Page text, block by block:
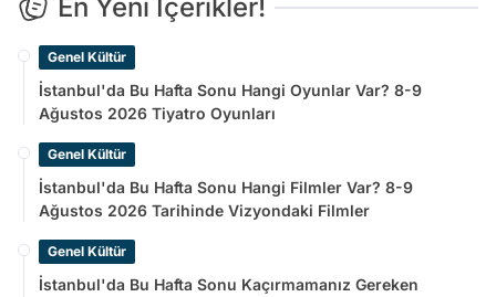
En Yeni İçerikler!
Genel Kültür
İstanbul'da Bu Hafta Sonu Hangi Oyunlar Var? 8-9
Ağustos 2026 Tiyatro Oyunları
Genel Kültür
İstanbul'da Bu Hafta Sonu Hangi Filmler Var? 8-9
Ağustos 2026 Tarihinde Vizyondaki Filmler
Genel Kültür
İstanbul'da Bu Hafta Sonu Kaçırmamanız Gereken